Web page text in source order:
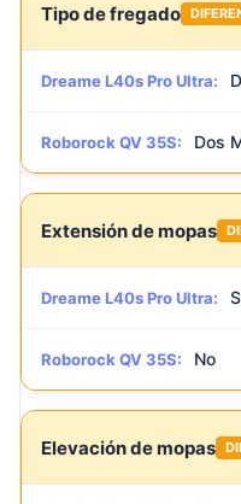
Tipo de fregado
Dreame L40s Pro Ultra:
Roborock QV 35S: Dos
Extensión de mopas
Dreame L40s Pro Ultra:
Roborock QV 35S: No
Elevación de mopas